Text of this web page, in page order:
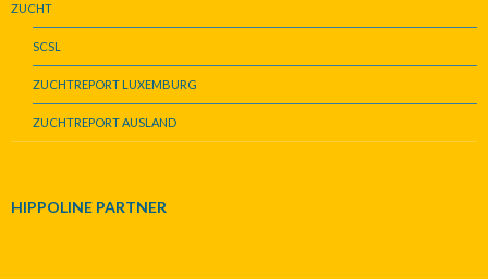
ZUCHT
SCSL
ZUCHTREPORT LUXEMBURG
ZUCHTREPORT AUSLAND
HIPPOLINE PARTNER